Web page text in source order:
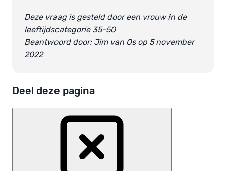
Deze vraag is gesteld door een vrouw in de
leeftijdscategorie 35-50
Beantwoord door: Jim van Os op 5 november
2022
Deel deze pagina